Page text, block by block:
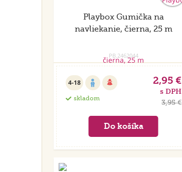
Playbox Gumička na
navliekanie, čierna, 25 m
PB.2462044
4-18
skladom
2,95 €
s DPH
3,95 €